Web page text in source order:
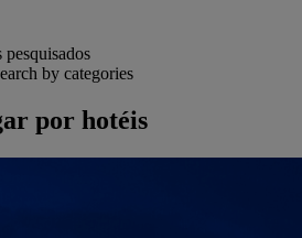
by categories
por hotéis